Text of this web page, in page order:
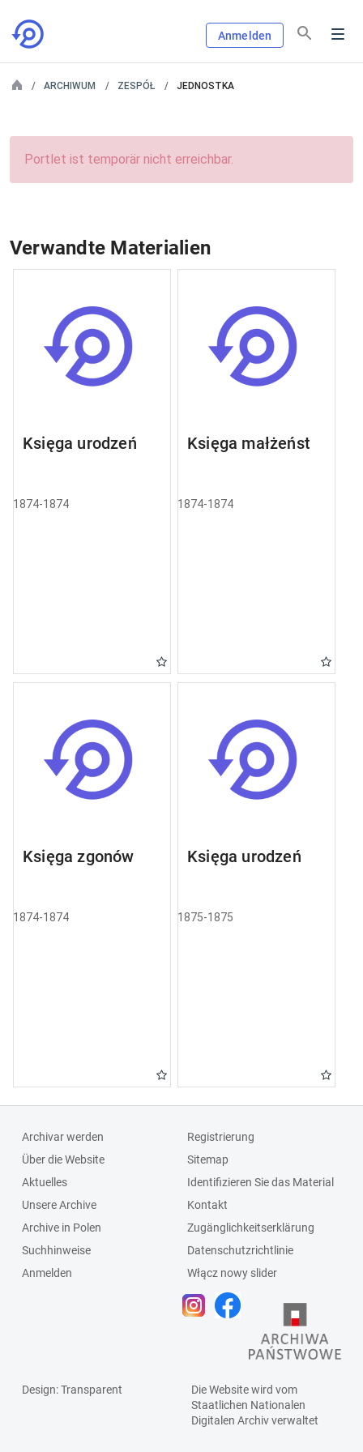
Anmelden
ARCHIWUM ZESPÓŁ JEDNOSTKA
Portlet ist temporär nicht erreichbar.
Verwandte Materialien
Księga urodzeń
1874-1874
Księga małżeństw
1874-1874
Księga zgonów
1874-1874
Księga urodzeń
1875-1875
Archivar werden
Über die Website
Aktuelles
Unsere Archive
Archive in Polen
Suchhinweise
Anmelden
Registrierung
Sitemap
Identifizieren Sie das Material
Kontakt
Zugänglichkeitserklärung
Datenschutzrichtlinie
Włącz nowy slider
Design: Transparent
Die Website wird vom
Staatlichen Nationalen
Digitalen Archivverwaltet